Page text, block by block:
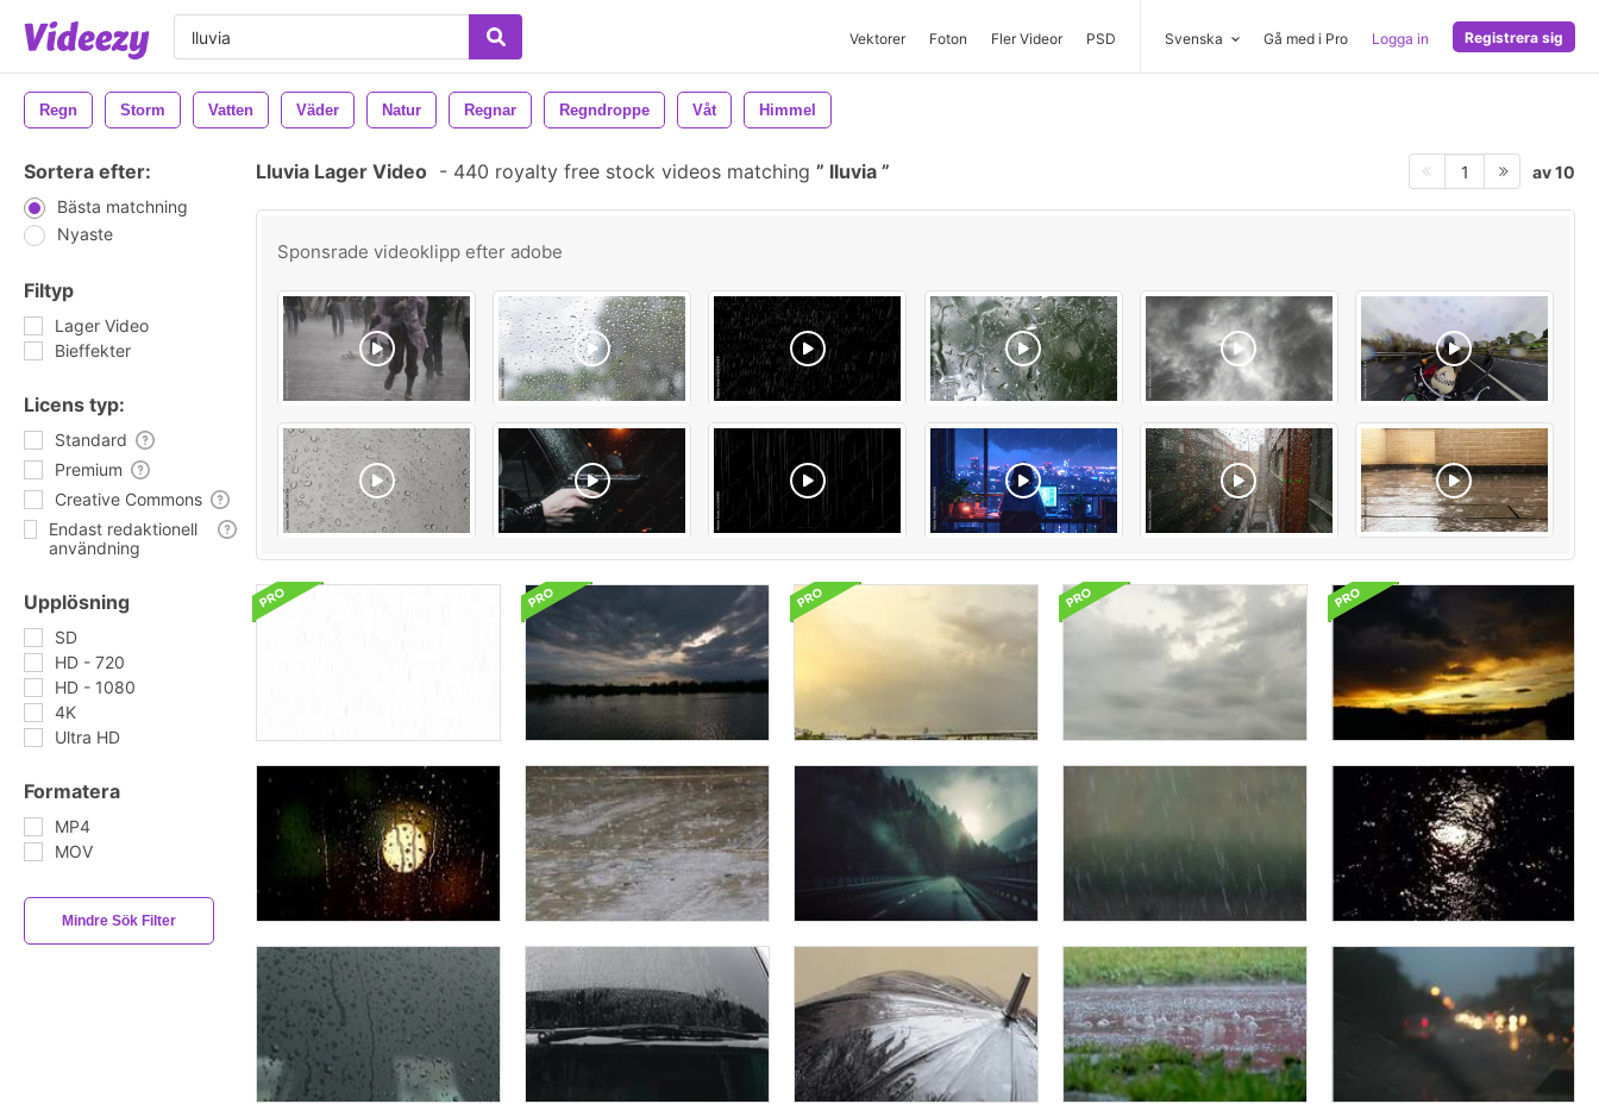
Vektorer Foton Fler Videor PSD Svenska Gå med i Pro Logga in Registrera sig
Regn Storm Vatten Väder Natur Regnar Regndroppe Våt Himmel
Sortera efter:
Bästa matchning
Nyaste
Filtyp
Lager Video
Bieffekter
Licens typ:
Standard
Premium
Creative Commons
Endast redaktionell
användning
Upplösning
SD
HD - 720
HD - 1080
4K
Ultra HD
Formatera
MP4
MOV
Mindre Sök Filter
Lluvia Lager Video - 440 royalty free stock videos matching lluvia 1 av 10
Sponsrade videoklipp efter adobe